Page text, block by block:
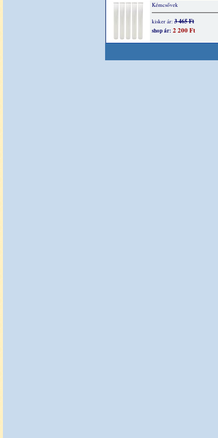
Kémcsővek
kisker ár: 3 465 Ft
shop ár: 2 200 Ft